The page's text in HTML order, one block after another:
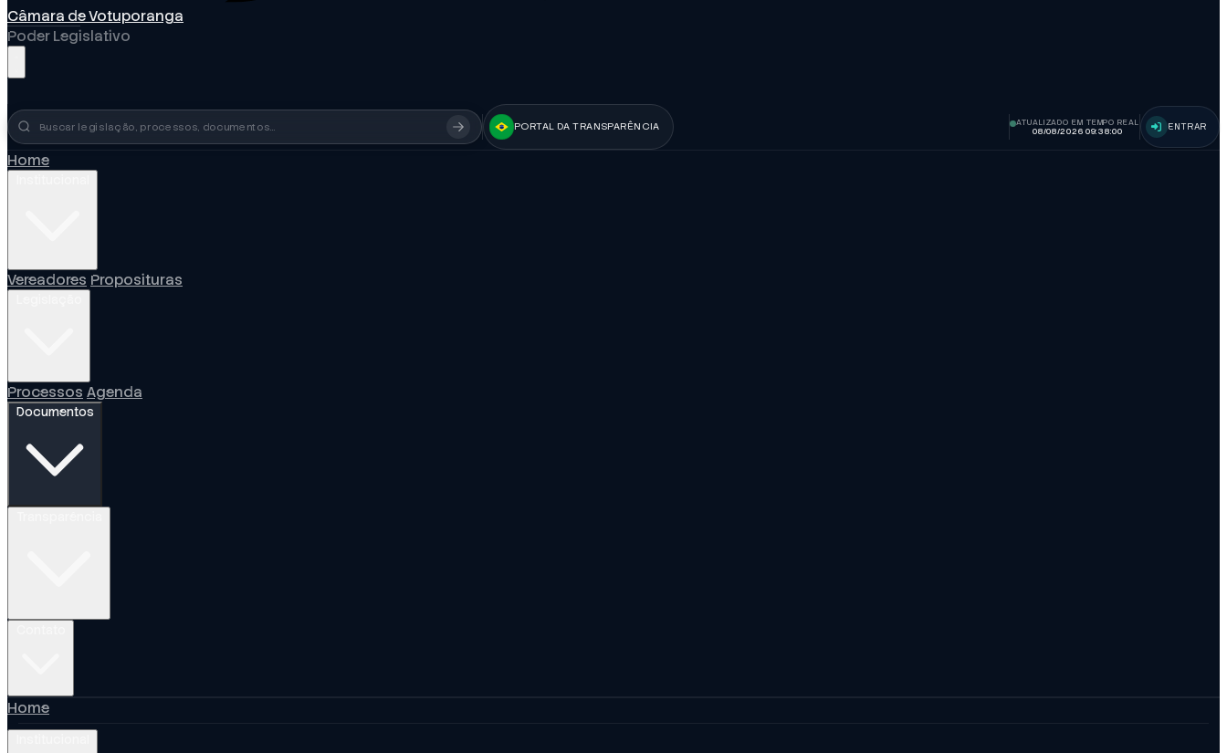
Câmara de Votuporanga
Poder Legislativo
Busca no portal PORTAL DA TRANSPARÊNCIA
ATUALIZADO EM TEMPO REAL
08/08/2026 09:38:01
ENTRAR
Home
Vereadores Proposituras
Processos Agenda
Documentos
Home